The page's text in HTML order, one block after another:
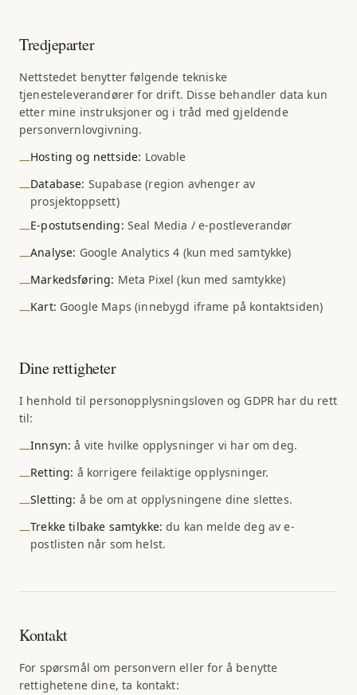
Tredjeparter
Nettstedet benytter følgende tekniske
tjenesteleverandører for drift. Disse behandler data kun
etter mine instruksjoner og i tråd med gjeldende
personvernlovgivning.
—Hosting og nettside: Lovable
—Database: Supabase (region avhenger av
prosjektoppsett)
—E-postutsending: Seal Media / e-postleverandør
—Analyse: Google Analytics 4 (kun med samtykke)
—Markedsføring: Meta Pixel (kun med samtykke)
—Kart: Google Maps (innebygd iframe på kontaktsiden)
Dine rettigheter
I henhold til personopplysningsloven og GDPR har du rett
til:
—Innsyn: å vite hvilke opplysninger vi har om deg.
—Retting: å korrigere feilaktige opplysninger.
—Sletting: å be om at opplysningene dine slettes.
—Trekke tilbake samtykke: du kan melde deg av e-
postlisten når som helst.
Kontakt
For spørsmål om personvern eller for å benytte
rettighetene dine, ta kontakt: